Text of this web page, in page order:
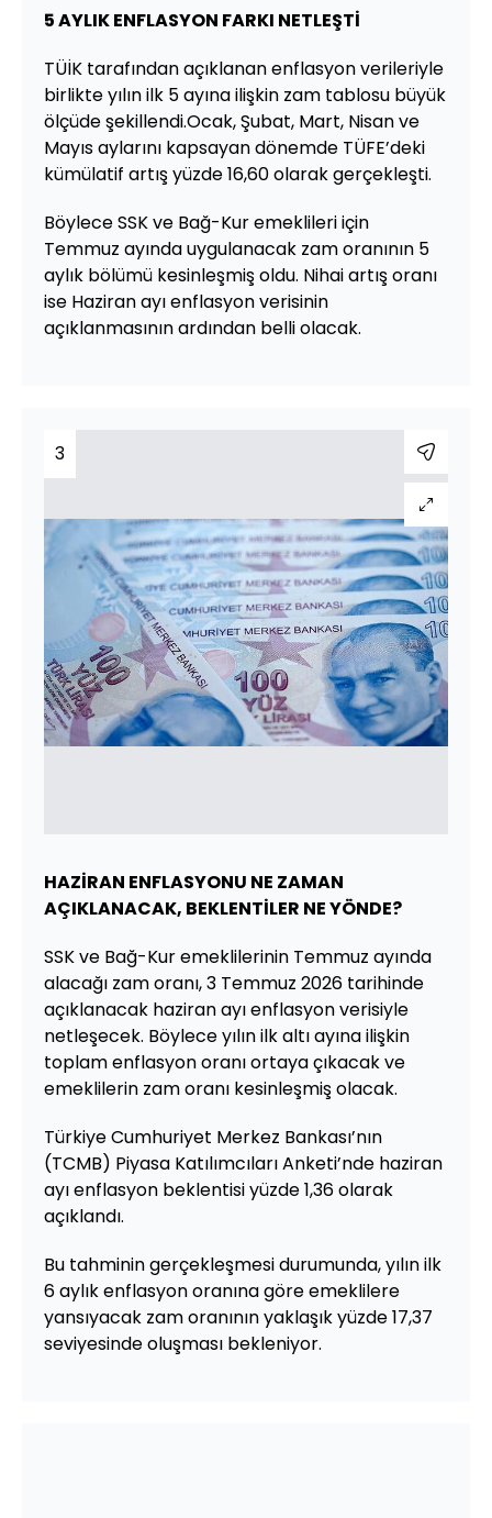
5 AYLIK ENFLASYON FARKI NETLEŞTİ
TÜİK tarafından açıklanan enflasyon verileriyle
birlikte yılın ilk 5 ayına ilişkin zam tablosu büyük
ölçüde şekillendi.Ocak, Şubat, Mart, Nisan ve
Mayıs aylarını kapsayan dönemde TÜFE’deki
kümülatif artış yüzde 16,60 olarak gerçekleşti.
Böylece SSK ve Bağ-Kur emeklileri için
Temmuz ayında uygulanacak zam oranının 5
aylık bölümü kesinleşmiş oldu. Nihai artış oranı
ise Haziran ayı enflasyon verisinin
açıklanmasının ardından belli olacak.
3
HAZİRAN ENFLASYONU NE ZAMAN
AÇIKLANACAK, BEKLENTİLER NE YÖNDE?
SSK ve Bağ-Kur emeklilerinin Temmuz ayında
alacağı zam oranı, 3 Temmuz 2026 tarihinde
açıklanacak haziran ayı enflasyon verisiyle
netleşecek. Böylece yılın ilk altı ayına ilişkin
toplam enflasyon oranı ortaya çıkacak ve
emeklilerin zam oranı kesinleşmiş olacak.
Türkiye Cumhuriyet Merkez Bankası’nın
(TCMB) Piyasa Katılımcıları Anketi’nde haziran
ayı enflasyon beklentisi yüzde 1,36 olarak
açıklandı.
Bu tahminin gerçekleşmesi durumunda, yılın ilk
6 aylık enflasyon oranına göre emeklilere
yansıyacak zam oranının yaklaşık yüzde 17,37
seviyesinde oluşması bekleniyor.